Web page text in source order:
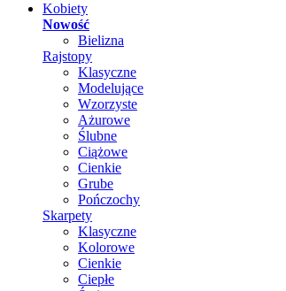
Kobiety
Nowość
Bielizna
Rajstopy
Klasyczne
Modelujące
Wzorzyste
Ażurowe
Ślubne
Ciążowe
Cienkie
Grube
Pończochy
Skarpety
Klasyczne
Kolorowe
Cienkie
Ciepłe